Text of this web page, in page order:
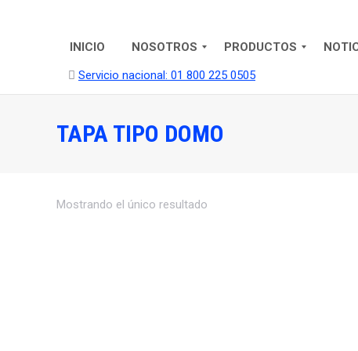
Servicio nacional: 01 800 225 0505
INICIO NOSOTROS PRODUCTOS
TAPA TIPO DOMO
Mostrando el único resultado